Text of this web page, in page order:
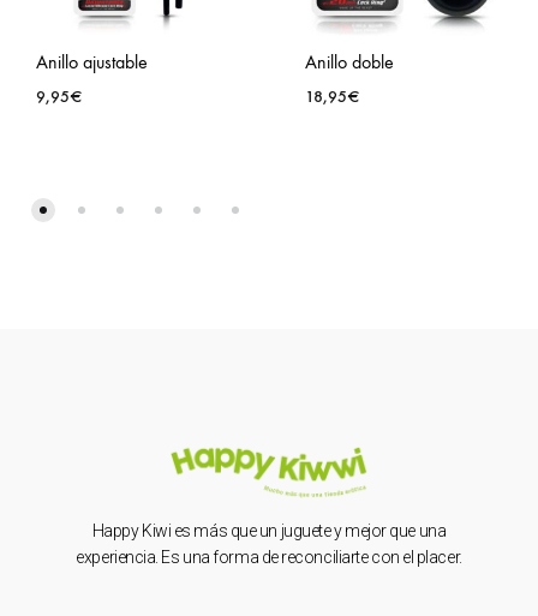
Anillo ajustable
9,95€
Anillo doble
18,95€
Happy Kiwi es más que un juguete y mejor que una
experiencia. Es una forma de reconciliarte con el placer.